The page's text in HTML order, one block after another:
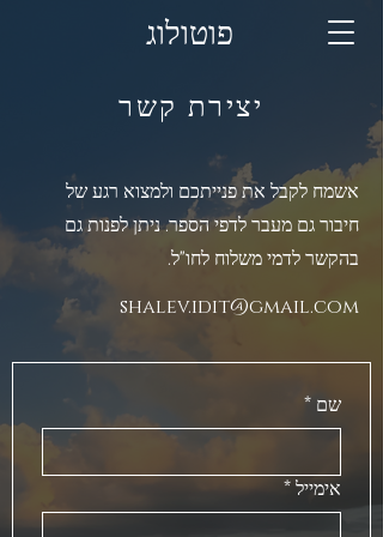
פוטולוג
יצירת קשר
אשמח לקבל את פנייתכם ולמצוא רגע של
חיבור גם מעבר לדפי הספר. ניתן לפנות גם
בהקשר לדמי משלוח לחו"ל.
shalev.idit@gmail.com
שם *
אימייל*